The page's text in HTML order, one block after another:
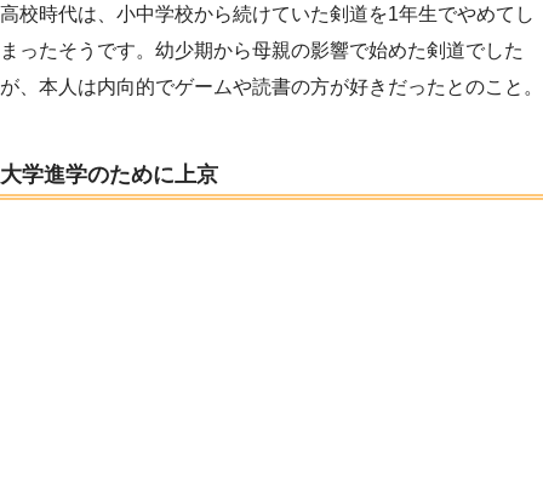
高校時代は、小中学校から続けていた剣道を1年生でやめてし
まったそうです。幼少期から母親の影響で始めた剣道でした
が、本人は内向的でゲームや読書の方が好きだったとのこと。
大学進学のために上京